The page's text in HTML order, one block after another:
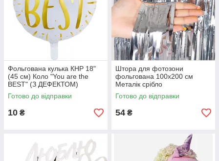
Фольгована кулька КНР 18"
(45 см) Коло "You are the
BEST" (З ДЕФЕКТОМ)
Готово до відправки
10 ₴
Штора для фотозони
фольгована 100х200 см
Металік срібло
Готово до відправки
54 ₴